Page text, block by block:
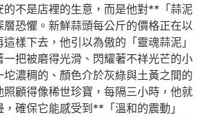
的不是店裡的生意，而是他對**「蒜泥
恐懼。新鮮蒜頭每公斤的價格正在以
樣下去，他引以為傲的「靈魂蒜泥」
把被磨得光滑、閃耀著不祥光芒的小
濃稠的、顏色介於灰綠與土黃之間的
顧得像稀世珍寶，每隔三小時，他就
確保它能感受到**「溫和的震動」